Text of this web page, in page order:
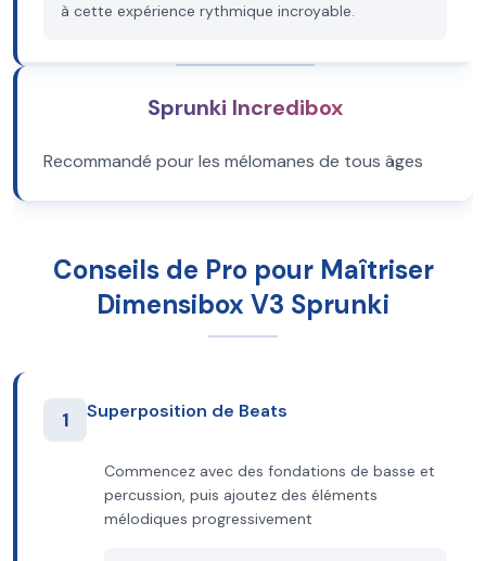
à cette expérience rythmique incroyable.
Sprunki Incredibox
Recommandé pour les mélomanes de tous âges
Conseils de Pro pour Maîtriser
Dimensibox V3 Sprunki
1 Superposition de Beats
Commencez avec des fondations de basse et
percussion, puis ajoutez des éléments
mélodiques progressivement